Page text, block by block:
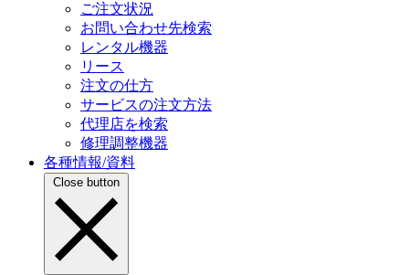
ご注文状況
お問い合わせ先検索
レンタル機器
リース
注文の仕方
サービスの注文方法
代理店を検索
修理調整機器
各種情報/資料
Close button